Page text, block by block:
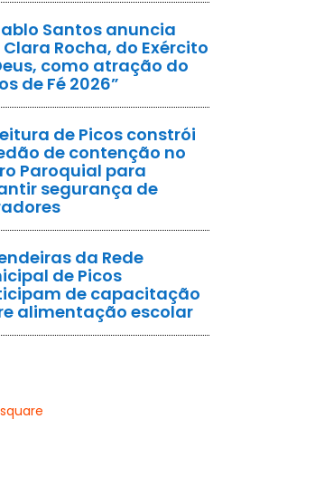
Santos anuncia
Rocha, do Exército
como atração do
de Fé 2026”
de Picos constrói
de contenção no
Paroquial para
segurança de
da Rede
de Picos
de capacitação
alimentação escolar